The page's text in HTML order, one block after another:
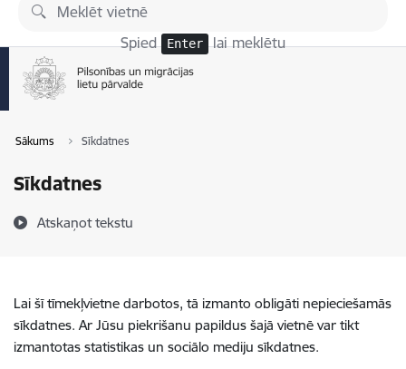
Pāriet uz lapas saturu
Spied Enter lai meklētu
Sākums Sīkdatnes
Sīkdatnes
Atskaņot tekstu
Lai šī tīmekļvietne darbotos, tā izmanto obligāti nepieciešamās
sīkdatnes. Ar Jūsu piekrišanu papildus šajā vietnē var tikt
izmantotas statistikas un sociālo mediju sīkdatnes.